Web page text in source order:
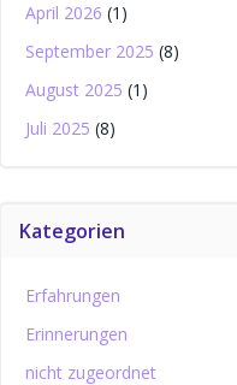
April 2026 (1)
September 2025 (8)
August 2025 (1)
Juli 2025 (8)
Kategorien
Erfahrungen
Erinnerungen
nicht zugeordnet